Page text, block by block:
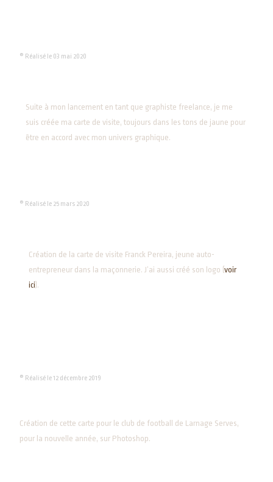
® Réalisé le 03 mai 2020
Suite à mon lancement en tant que graphiste freelance, je me
suis créée ma carte de visite, toujours dans les tons de jaune pour
être en accord avec mon univers graphique.
® Réalisé le 25 mars 2020
Création de la carte de visite Franck Pereira, jeune auto-
entrepreneur dans la maçonnerie. J’ai aussi créé son logo (voir
ici ).
® Réalisé le 12 décembre 2019
Création de cette carte pour le club de football de Larnage Serves,
pour la nouvelle année, sur Photoshop.